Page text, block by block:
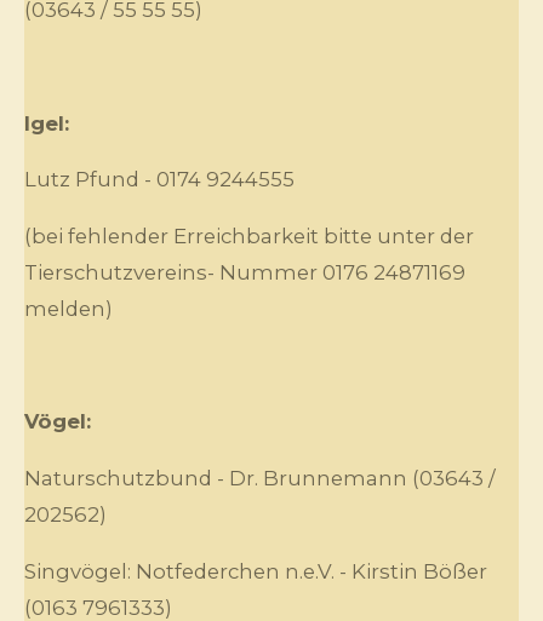
(03643 / 55 55 55)
Igel:
Lutz Pfund - 0174 9244555
(bei fehlender Erreichbarkeit bitte unter der
Tierschutzvereins- Nummer 0176 24871169
melden)
Vögel:
Naturschutzbund - Dr. Brunnemann (03643 /
202562)
Singvögel: Notfederchen n.e.V. - Kirstin Bößer
(0163 7961333)